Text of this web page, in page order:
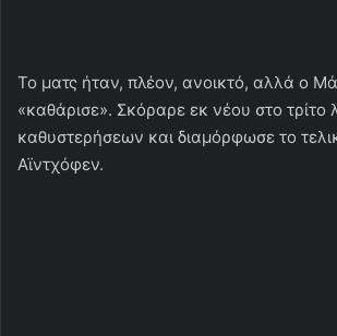
Το ματς ήταν, πλέον, ανοικτό, αλλά ο
«καθάρισε». Σκόραρε εκ νέου στο τρίτο
καθυστερήσεων και διαμόρφωσε το
Αϊντχόφεν.